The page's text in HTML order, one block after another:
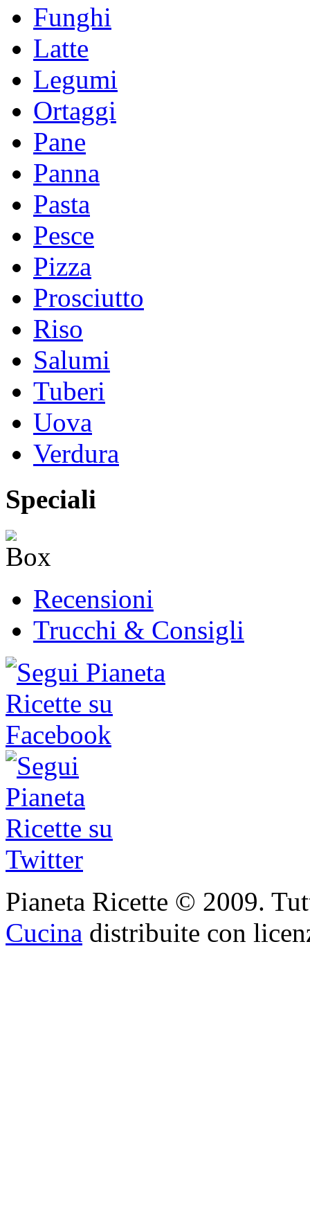
Funghi
Latte
Legumi
Ortaggi
Pane
Panna
Pasta
Pesce
Pizza
Prosciutto
Riso
Salumi
Tuberi
Uova
Verdura
Speciali
Recensioni
Trucchi & Consigli
Pianeta Ricette © 2009.
Cucina distribuite con